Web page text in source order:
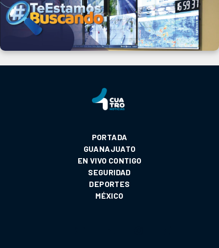
PORTADA
GUANAJUATO
EN VIVO CONTIGO
SEGURIDAD
DEPORTES
MÉXICO